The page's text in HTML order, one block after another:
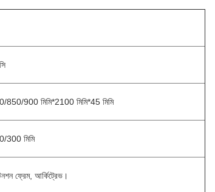
900 মিমি*2100 মিমি*45 মিমি
মিমি
ফ্রেম, আর্কিট্রেভ।